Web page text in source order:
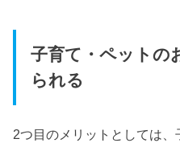
子育て・ペットの
られる
2つ目のメリットとしては